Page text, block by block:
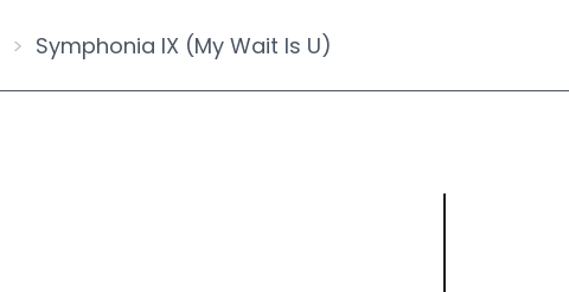
Symphonia IX (My Wait Is U)